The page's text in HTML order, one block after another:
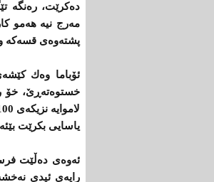
ده‌كرێت، ره‌نگه‌
مه‌رج نیه‌ هه‌مو
پشته‌وه‌ی‌ قسه‌كه‌
ئۆباما وه‌ك
خستوه‌ته‌ڕێ‌، خۆ
یاسایی‌ بكرێت
ئه‌وه‌ی‌ ده‌ڵێت
رایه‌ی‌ ئیدی‌